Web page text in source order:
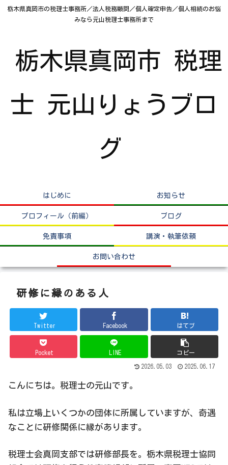
栃木県真岡市の税理士事務所／法人税務顧問／個人確定申告／個人相続のお悩
みなら元山税理士事務所まで
栃木県真岡市 税理
士 元山りょうブロ
グ
はじめに お知らせ
プロフィール（前編） ブログ
免責事項 講演・執筆依頼
お問い合わせ
研修に縁のある人
Twitter Facebook はてブ
Pocket LINE コピー
2026.05.03 2025.06.17
こんにちは。税理士の元山です。
私は立場上いくつかの団体に所属していますが、奇遇
なことに研修関係に縁があります。
税理士会真岡支部では研修部長を。栃木県税理士協同